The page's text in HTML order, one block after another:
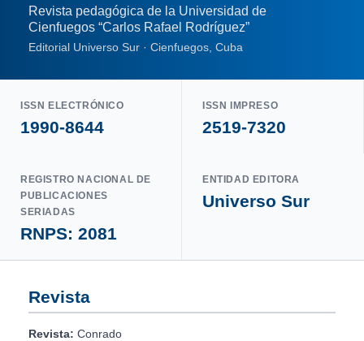
Revista pedagógica de la Universidad de
Cienfuegos “Carlos Rafael Rodríguez”
Editorial Universo Sur · Cienfuegos, Cuba
ISSN ELECTRÓNICO
1990-8644
ISSN IMPRESO
2519-7320
REGISTRO NACIONAL DE
PUBLICACIONES
SERIADAS
RNPS: 2081
ENTIDAD EDITORA
Universo Sur
Revista
Revista: Conrado